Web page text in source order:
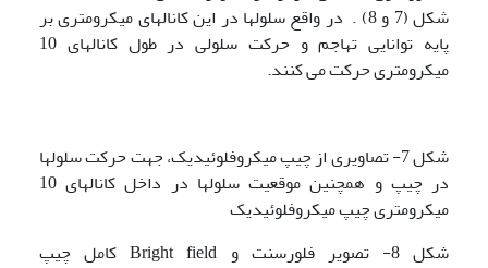
شکل (7 و 8) . در واقع سلولها در این کانالهای میکرومتری بر
پایه توانایی تهاجم و حرکت سلولی در طول کانالهای 10
میکرومتری حرکت می کنند.
شکل 7- تصاویری از چیپ میکروفلوئیدیک، جهت حرکت سلولها
در چیپ و همچنین موقعیت سلولها در داخل کانالهای 10
میکرومتری چیپ میکروفلوئیدیک
شکل 8- تصویر فلورسنت و Bright field کامل چیپ